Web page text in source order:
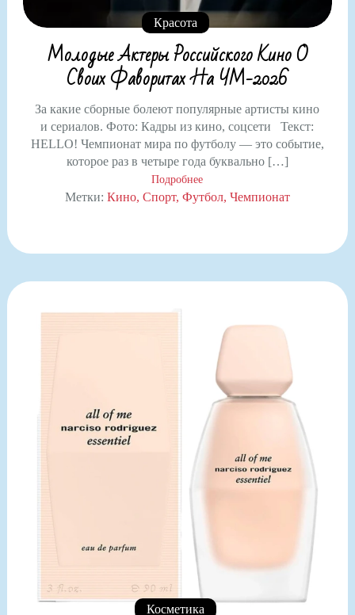
Красота
Молодые Актеры Российского Кино О
Своих Фаворитах На ЧМ-2026
За какие сборные болеют популярные артисты кино
и сериалов. Фото: Кадры из кино, соцсети Текст:
HELLO! Чемпионат мира по футболу — это событие,
которое раз в четыре года буквально […]
Подробнее
Метки: Кино Спорт Футбол Чемпионат
Косметика